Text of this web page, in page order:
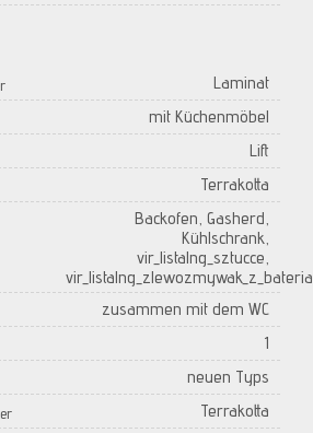
Laminat
mit Küchenmöbel
Lift
Terrakotta
Backofen, Gasherd,
Kühlschrank,
vir_listalng_sztucce,
vir_listalng_zlewozmywak_z_bateria
zusammen mit dem WC
1
neuen Typs
Terrakotta